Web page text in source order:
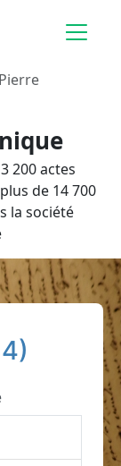
200 actes
de 14 700
la société